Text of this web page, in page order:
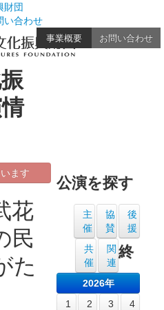
財団
い合わせ
事業概要 お問い合わせ
ます
花
民
た
公演を探す
主
催
協
賛
後
援
共
催
関
連
2026年
1
2
3
4
終